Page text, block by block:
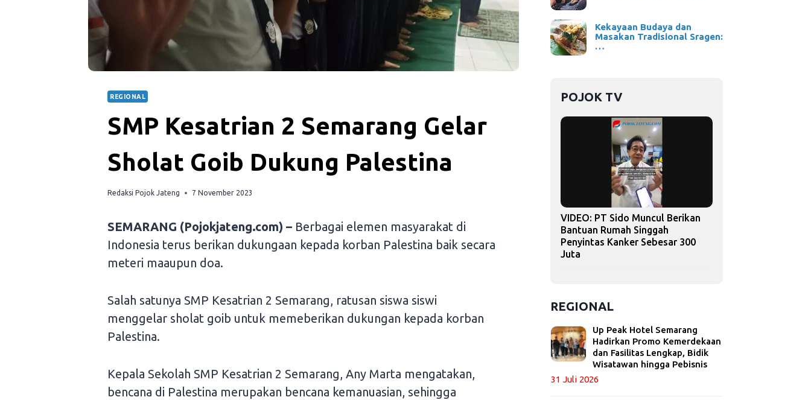
REGIONAL
SMP Kesatrian 2 Semarang Gelar
Sholat Goib Dukung Palestina
Redaksi Pojok Jateng 7 November 2023
SEMARANG (Pojokjateng.com) – Berbagai elemen masyarakat di
Indonesia terus berikan dukungaan kepada korban Palestina baik secara
meteri maaupun doa.
Salah satunya SMP Kesatrian 2 Semarang, ratusan siswa siswi
menggelar sholat goib untuk memeberikan dukungan kepada korban
Palestina.
Kepala Sekolah SMP Kesatrian 2 Semarang, Any Marta mengatakan,
bencana di Palestina merupakan bencana kemanuasian, sehingga
Kekayaan Budaya dan
Masakan Tradisional Sragen:
…
POJOK TV
VIDEO: PT Sido Muncul Berikan
Bantuan Rumah Singgah
Penyintas Kanker Sebesar 300
Juta
REGIONAL
Up Peak Hotel Semarang
Hadirkan Promo Kemerdekaan
dan Fasilitas Lengkap, Bidik
Wisatawan hingga Pebisnis
31 Juli 2026